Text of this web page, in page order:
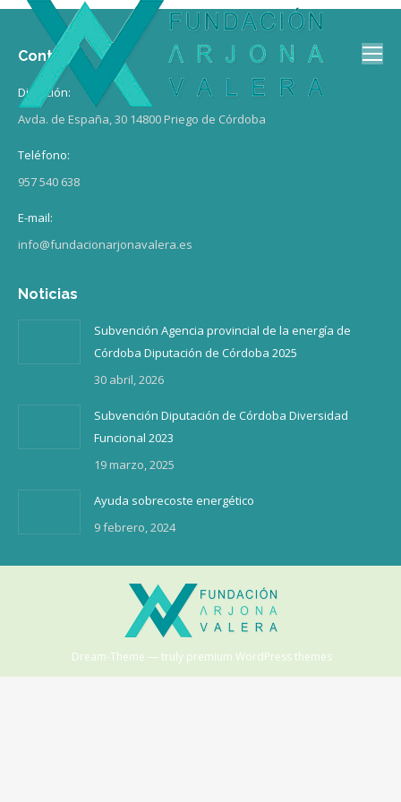
Contacto
Dirección:
Avda. de España, 30 14800 Priego de Córdoba
Teléfono:
957 540 638
E-mail:
info@fundacionarjonavalera.es
Noticias
Subvención Agencia provincial de la energía de
Córdoba Diputación de Córdoba 2025
30 abril, 2026
Subvención Diputación de Córdoba Diversidad
Funcional 2023
19 marzo, 2025
Ayuda sobrecoste energético
9 febrero, 2024
Dream-Theme — truly premium WordPress themes